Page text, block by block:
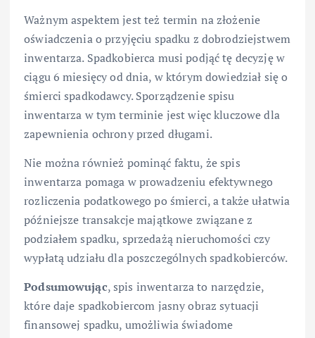
Ważnym aspektem jest też termin na złożenie
oświadczenia o przyjęciu spadku z dobrodziejstwem
inwentarza. Spadkobierca musi podjąć tę decyzję w
ciągu 6 miesięcy od dnia, w którym dowiedział się o
śmierci spadkodawcy. Sporządzenie spisu
inwentarza w tym terminie jest więc kluczowe dla
zapewnienia ochrony przed długami.
Nie można również pominąć faktu, że spis
inwentarza pomaga w prowadzeniu efektywnego
rozliczenia podatkowego po śmierci, a także ułatwia
późniejsze transakcje majątkowe związane z
podziałem spadku, sprzedażą nieruchomości czy
wypłatą udziału dla poszczególnych spadkobierców.
Podsumowując, spis inwentarza to narzędzie,
które daje spadkobiercom jasny obraz sytuacji
finansowej spadku, umożliwia świadome